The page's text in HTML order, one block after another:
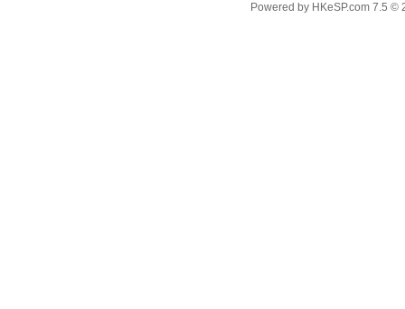
Powered by HKeSP.com 7.5 ©